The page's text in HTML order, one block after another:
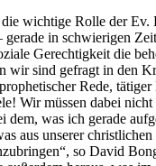
wichtige Rolle der Ev.
gerade in schwierigen
Gerechtigkeit die
wir sind gefragt in den
Rede,
Wir müssen dabei
dem, was ich gerade
aus unserer
so David